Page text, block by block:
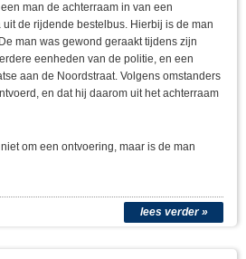
man de achterraam in van een
de rijdende bestelbus. Hierbij is de man
man was gewond geraakt tijdens zijn
eenheden van de politie, en een
aan de Noordstraat. Volgens omstanders
en dat hij daarom uit het achterraam
om een ontvoering, maar is de man
lees verder »